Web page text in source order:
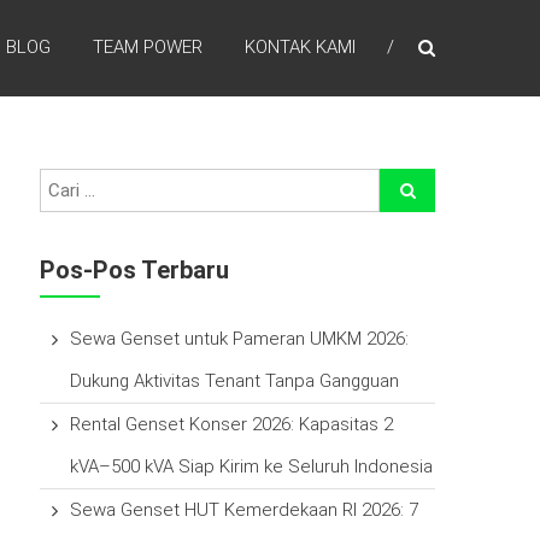
BLOG TEAM POWER KONTAK KAMI
Pos-Pos Terbaru
Sewa Genset untuk Pameran UMKM 2026:
Dukung Aktivitas Tenant Tanpa Gangguan
Rental Genset Konser 2026: Kapasitas 2
kVA–500 kVA Siap Kirim ke Seluruh Indonesia
Sewa Genset HUT Kemerdekaan RI 2026: 7